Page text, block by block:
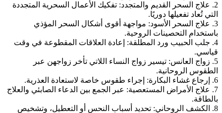
2. علاج السحر القديم والمتجدد: تفكيك الأعمال السحرية المتجددة
التي تُعاد تفعيلها دوريًا.
3. علاج السحر الأسود: مواجهة أقوى أشكال السحر المؤذي
باستخدام التحصينات الروحية.
4. جلب الحبيب ورد المطلقة: إعادة العلاقات المقطوعة في وقت
قياسي.
5. زواج العانس: تيسير زواج النساء اللاتي تأخر زواجهن عبر
الطقوس الروحانية.
6. إرجاع غشاء البكارة: إجراء طقوس خاصة لاستعادة العذرية.
7. علاج الأمراض المستعصية: عبر الجمع بين الدعاء الصابئي والعلاج
بالطاقة.
8. الكشف الروحاني: تحديد أسباب النحس أو التعطيل، وتشخيص